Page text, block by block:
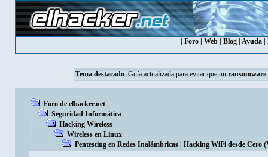
Foro| Web| Blog| Ayuda|
Tema destacado: Guía actualizada para evitar que un ransomware
Foro de elhacker.net
Seguridad Informática
Hacking Wireless
Wireless en Linux
Pentesting en Redes Inalámbricas | Hacking WiFi desde Cero